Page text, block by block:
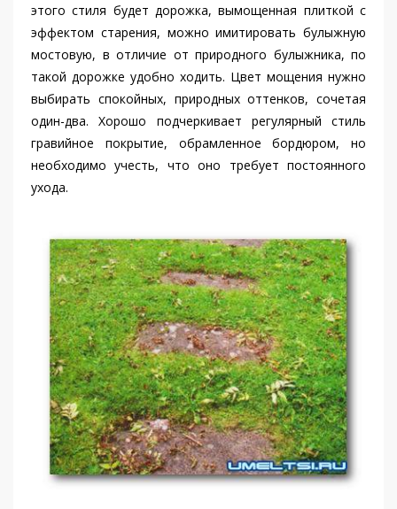
этого стиля будет дорожка, вымощенная плиткой с
эффектом старения, можно имитировать булыжную
мостовую, в отличие от природного булыжника, по
такой дорожке удобно ходить. Цвет мощения нужно
выбирать спокойных, природных оттенков, сочетая
один-два. Хорошо подчеркивает регулярный стиль
гравийное покрытие, обрамленное бордюром, но
необходимо учесть, что оно требует постоянного
ухода.